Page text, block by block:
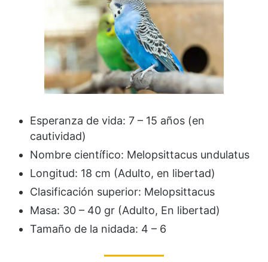
Esperanza de vida: 7 – 15 años (en
cautividad)
Nombre científico: Melopsittacus undulatus
Longitud: 18 cm (Adulto, en libertad)
Clasificación superior: Melopsittacus
Masa: 30 – 40 gr (Adulto, En libertad)
Tamaño de la nidada: 4 – 6